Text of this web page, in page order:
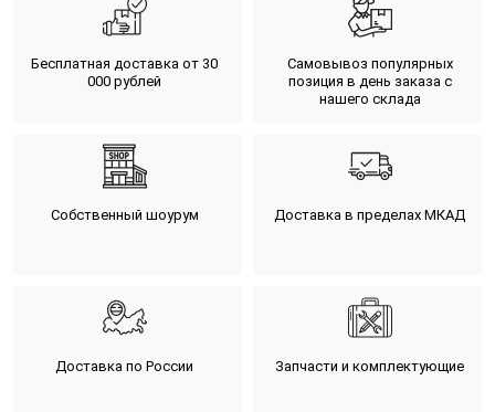
Бесплатная доставка от 30
000 рублей
Самовывоз популярных
позиция в день заказа с
нашего склада
Собственный шоурум Доставка в пределах МКАД
Доставка по России Запчасти и комплектующие